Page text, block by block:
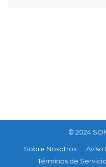
© 2024
Sobre Nosotros Aviso
Términos de Servicio